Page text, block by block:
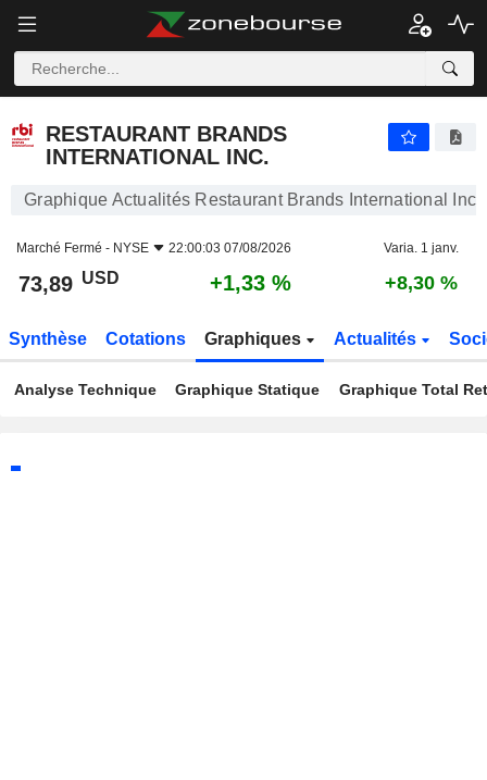
RESTAURANT BRANDS
INTERNATIONAL INC.
Graphique Actualités Restaurant Brands International Inc.
Marché Fermé - NYSE 22:00:03 07/08/2026 Varia. 1 janv.
73,89 USD +1,33 % +8,30 %
Synthèse Cotations Graphiques Actualités
Analyse Technique Graphique Statique Graphique Total